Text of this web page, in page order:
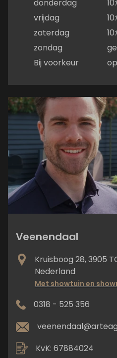
donderdag
vrijdag
zaterdag
zondag
Bij voorkeur
Veenendaal
Kruisboog 28, 3905
Nederland
Met showtuin en
0318 - 525 356
KvK: 67884024